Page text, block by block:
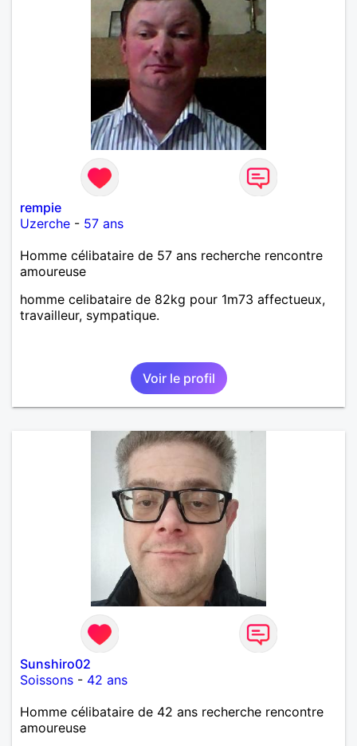
rempie
Uzerche - 57 ans
Homme célibataire de 57 ans recherche rencontre
amoureuse
homme celibataire de 82kg pour 1m73 affectueux,
travailleur, sympatique.
Voir le profil
Sunshiro02
Soissons - 42 ans
Homme célibataire de 42 ans recherche rencontre
amoureuse